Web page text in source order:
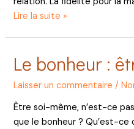
Comment
couple
après
une
tromperie ?
Lire la suite »
Le bonheur :
Laisser un commentaire /
Être soi-même, n’est-ce
que le bonheur ? Qu’est-ce